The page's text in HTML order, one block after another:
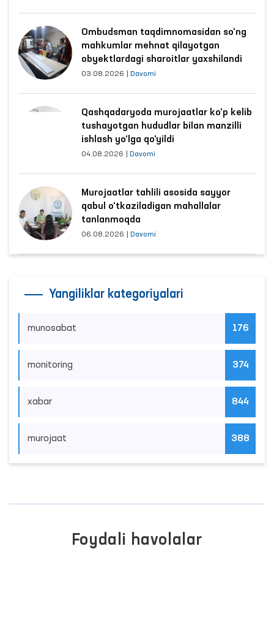
Ombudsman taqdimnomasidan so‘ng
mahkumlar mehnat qilayotgan
obyektlardagi sharoitlar yaxshilandi
03.08.2026 Davomi
Qashqadaryoda murojaatlar ko‘p kelib
tushayotgan hududlar bilan manzilli
ishlash yo‘lga qo‘yildi
04.08.2026 Davomi
Murojaatlar tahlili asosida sayyor
qabul o‘tkaziladigan mahallalar
tanlanmoqda
06.08.2026 Davomi
Yangiliklar kategoriyalari
munosabat 176
monitoring 374
xabar 844
murojaat 388
Foydali havolalar